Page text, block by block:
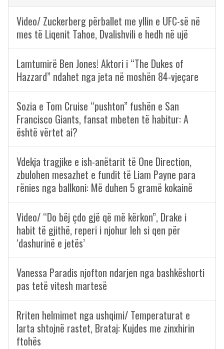
Video/ Zuckerberg përballet me yllin e UFC-së në
mes të Liqenit Tahoe, Dvalishvili e hedh në ujë
Lamtumirë Ben Jones! Aktori i “The Dukes of
Hazzard” ndahet nga jeta në moshën 84-vjeçare
Sozia e Tom Cruise “pushton” fushën e San
Francisco Giants, fansat mbeten të habitur: A
është vërtet ai?
Vdekja tragjike e ish-anëtarit të One Direction,
zbulohen mesazhet e fundit të Liam Payne para
rënies nga ballkoni: Më duhen 5 gramë kokainë
Video/ “Do bëj çdo gjë që më kërkon”, Drake i
habit të gjithë, reperi i njohur leh si qen për
‘dashurinë e jetës’
Vanessa Paradis njofton ndarjen nga bashkëshorti
pas tetë vitesh martesë
Rriten helmimet nga ushqimi/ Temperaturat e
larta shtojnë rastet, Brataj: Kujdes me zinxhirin
ftohës